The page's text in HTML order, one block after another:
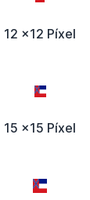
12 x12 Píxel
15 x15 Píxel